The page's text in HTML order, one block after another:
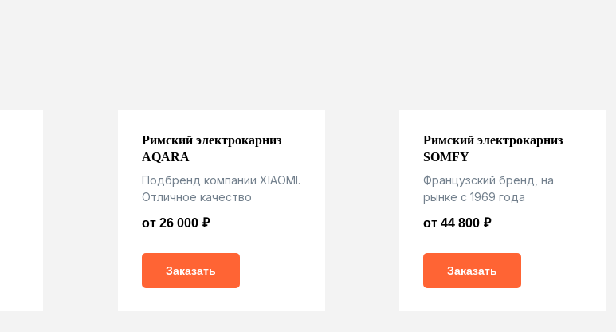
Римский электрокарниз
AQARA
Подбренд компании XIAOMI.
Отличное качество
от 26 000 ₽
Заказать
Римский электрокарниз
SOMFY
Французский бренд, на
рынке с 1969 года
от 44 800 ₽
Заказать